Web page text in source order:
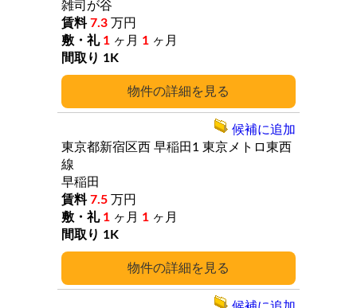
詳細
雑司が谷
7.3 万円
1 ヶ月 1 ヶ月
1K
詳細
東京都新宿区西 早稲田1 東京メトロ東西
線
早稲田
7.5 万円
1 ヶ月 1 ヶ月
1K
候補に追加